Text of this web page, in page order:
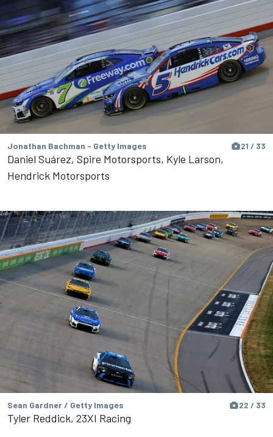
Jonathan Bachman - Getty Images 21 / 33
Daniel Suárez, Spire Motorsports, Kyle Larson,
Hendrick Motorsports
Sean Gardner / Getty Images 22 / 33
Tyler Reddick, 23XI Racing